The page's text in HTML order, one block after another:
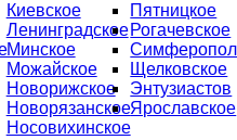
Киевское
Ленинградское
Минское
Можайское
Новорижское
Новорязанское
Носовихинское
Пятницкое
Рогачевское
Щелковское
Энтузиастов
Ярославское